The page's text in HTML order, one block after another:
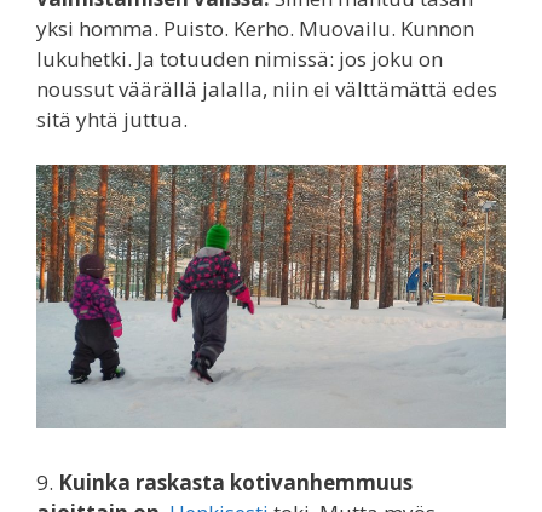
yksi homma. Puisto. Kerho. Muovailu. Kunnon
lukuhetki. Ja totuuden nimissä: jos joku on
noussut väärällä jalalla, niin ei välttämättä edes
sitä yhtä juttua.
9. Kuinka raskasta kotivanhemmuus